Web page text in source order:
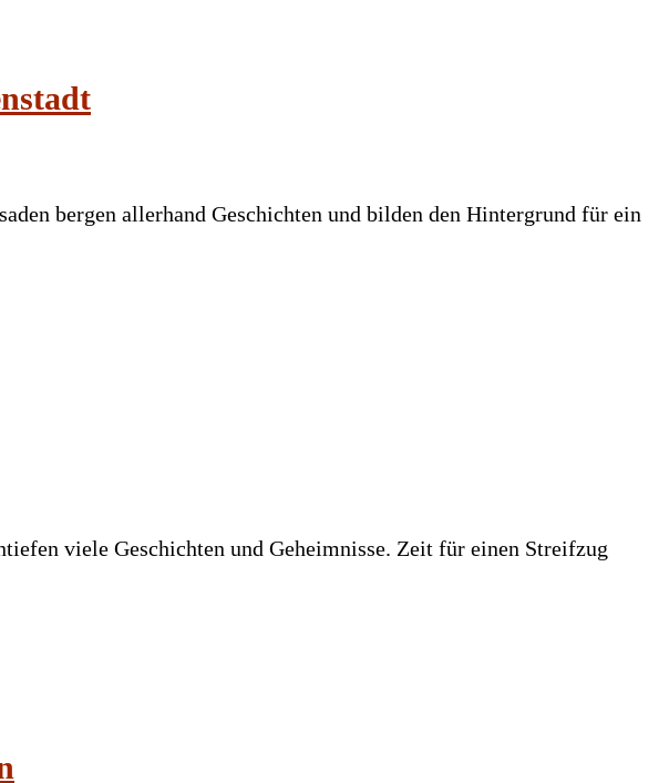
bergen allerhand Geschichten und bilden den Hintergrund für ein
viele Geschichten und Geheimnisse. Zeit für einen Streifzug